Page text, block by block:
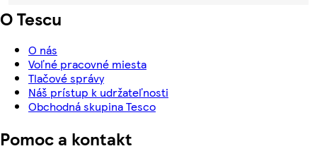
O Tescu
O nás
Voľné pracovné miesta
Tlačové správy
Náš prístup k udržateľnosti
Obchodná skupina Tesco
Pomoc a kontakt